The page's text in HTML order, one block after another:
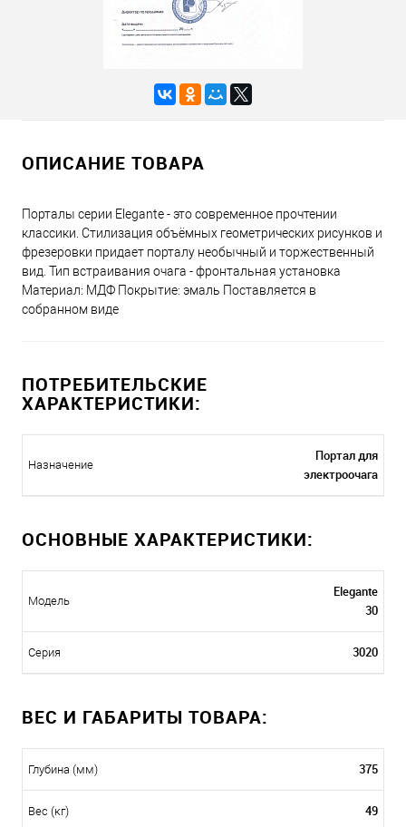
ОПИСАНИЕ ТОВАРА
Порталы серии Elegante - это современное прочтении
классики. Стилизация объёмных геометрических рисунков и
фрезеровки придает порталу необычный и торжественный
вид. Тип встраивания очага - фронтальная установка
Материал: МДФ Покрытие: эмаль Поставляется в
собранном виде
ПОТРЕБИТЕЛЬСКИЕ
ХАРАКТЕРИСТИКИ:
Назначение
Портал для
электроочага
ОСНОВНЫЕ ХАРАКТЕРИСТИКИ:
Модель
Elegante
30
Серия 3020
ВЕС И ГАБАРИТЫ ТОВАРА:
Глубина (мм) 375
Вес (кг) 49